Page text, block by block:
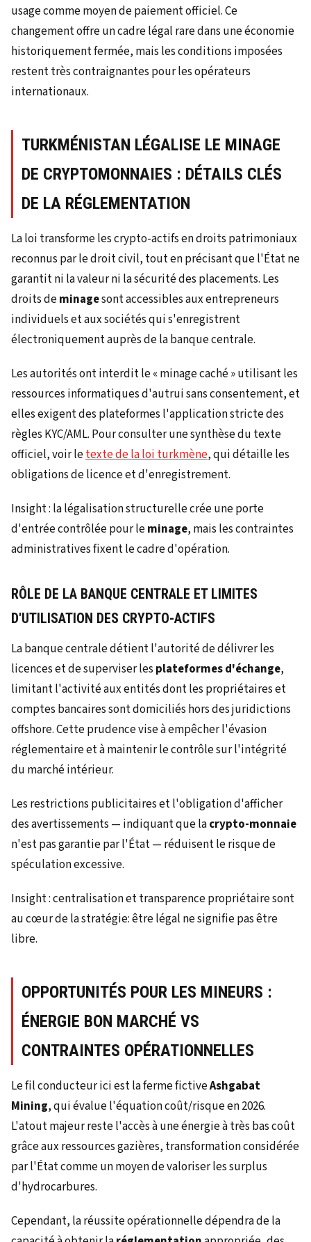
usage comme moyen de paiement officiel. Ce
changement offre un cadre légal rare dans une économie
historiquement fermée, mais les conditions imposées
restent très contraignantes pour les opérateurs
internationaux.
TURKMÉNISTAN LÉGALISE LE MINAGE
DE CRYPTOMONNAIES : DÉTAILS CLÉS
DE LA RÉGLEMENTATION
La loi transforme les crypto-actifs en droits patrimoniaux
reconnus par le droit civil, tout en précisant que l'État ne
garantit ni la valeur ni la sécurité des placements. Les
droits deminagesont accessibles aux entrepreneurs
individuels et aux sociétés qui s'enregistrent
électroniquement auprès de la banque centrale.
Les autorités ont interdit le « minage caché » utilisant les
ressources informatiques d'autrui sans consentement, et
elles exigent des plateformes l'application stricte des
règles KYC/AML. Pour consulter une synthèse du texte
officiel, voir letexte de la loi turkmène, qui détaille les
obligations de licence et d'enregistrement.
Insight : la légalisation structurelle crée une porte
d'entrée contrôlée pour leminage, mais les contraintes
administratives fixent le cadre d'opération.
RÔLE DE LA BANQUE CENTRALE ET LIMITES
D'UTILISATION DES CRYPTO-ACTIFS
La banque centrale détient l'autorité de délivrer les
licences et de superviser les plateformes d'échange,
limitant l'activité aux entités dont les propriétaires et
comptes bancaires sont domiciliés hors des juridictions
offshore. Cette prudence vise à empêcher l'évasion
réglementaire et à maintenir le contrôle sur l'intégrité
du marché intérieur.
Les restrictions publicitaires et l'obligation d'afficher
des avertissements — indiquant que lacrypto-monnaie
n'est pas garantie par l'État — réduisent le risque de
spéculation excessive.
Insight : centralisation et transparence propriétaire sont
au cœur de la stratégie: être légal ne signifie pas être
libre.
OPPORTUNITÉS POUR LES MINEURS :
ÉNERGIE BON MARCHÉ VS
CONTRAINTES OPÉRATIONNELLES
Le fil conducteur ici est la ferme fictiveAshgabat
Mining, qui évalue l'équation coût/risque en 2026.
L'atout majeur reste l'accès à une énergie à très bas coût
grâce aux ressources gazières, transformation considérée
par l'État comme un moyen de valoriser les surplus
d'hydrocarbures.
Cependant, la réussite opérationnelle dépendra de la